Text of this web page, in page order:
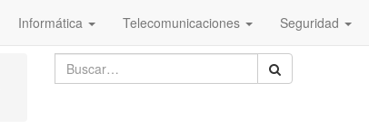
Informática Telecomunicaciones Seguridad